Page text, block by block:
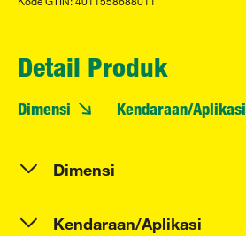
Detail Produk
Dimensi Kendaraan/Aplikasi
Dimensi
Kendaraan/Aplikasi